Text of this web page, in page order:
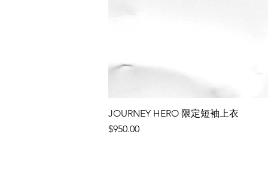
JOURNEY HERO 限定短袖上衣
價格
$950.00